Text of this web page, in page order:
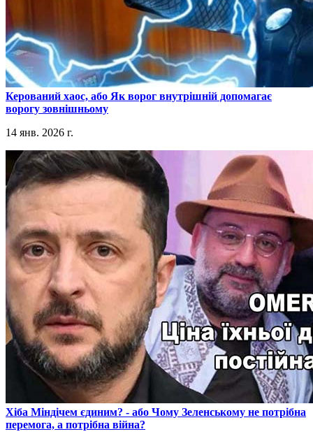
​Керований хаос, або Як ворог внутрішній допомагає
ворогу зовнішньому
14 янв. 2026 г.
​Хіба Міндічем єдиним? - або Чому Зеленському не потрібна
перемога, а потрібна війна?